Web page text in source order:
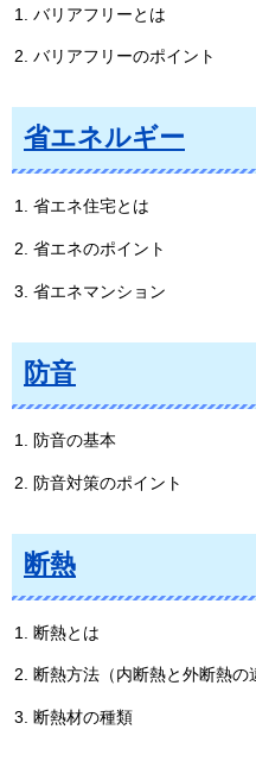
バリアフリーとは
バリアフリーのポイント
省エネルギー
省エネ住宅とは
省エネのポイント
省エネマンション
防音
防音の基本
防音対策のポイント
断熱
断熱とは
断熱方法（内断熱と外断熱の
断熱材の種類